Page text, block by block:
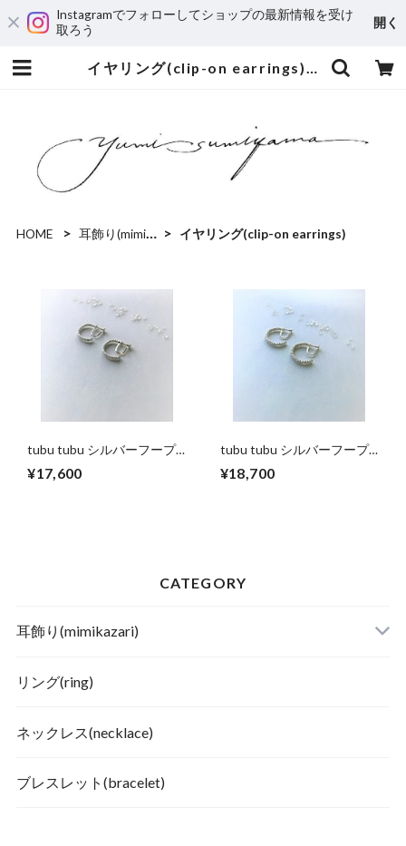
Instagramでフォローしてショップの最新情報を受け
取ろう
開く
イヤリング(clip-on earrings) | yumi sumiyama
HOME 耳飾り(mimikazari) イヤリング(clip-on earrings)
tubu tubu シルバーフープ
イヤリング (small)
¥17,600
tubu tubu シルバーフープ
イヤリング (large)
¥18,700
CATEGORY
耳飾り(mimikazari)
リング(ring)
ネックレス(necklace)
ブレスレット(bracelet)